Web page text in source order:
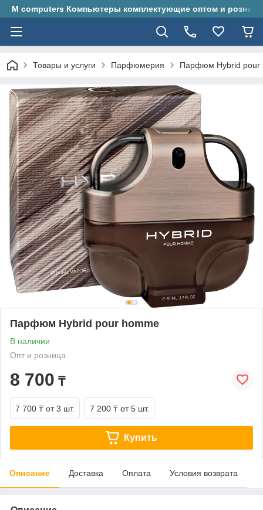
M computers Компьютеры комплектующие оптом и
Товары и услуги Парфюмерия Парфюм Hybrid pour
Парфюм Hybrid pour homme
В наличии
Опт и розница
8 700 ₸
7 700 ₸ от 3 шт. 7 200 ₸ от 5 шт.
Купить
Описание Доставка Оплата Условия возврата